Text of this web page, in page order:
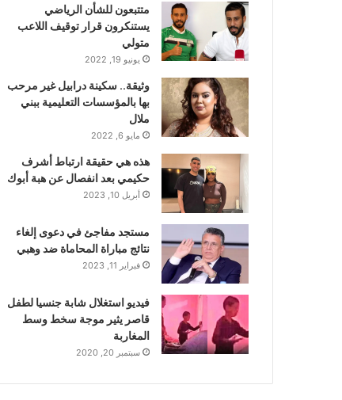
متتبعون للشأن الرياضي
يستنكرون قرار توقيف اللاعب
متولي
يونيو 19, 2022
وثيقة.. سكينة درابيل غير مرحب
بها بالمؤسسات التعليمية ببني
ملال
مايو 6, 2022
هذه هي حقيقة ارتباط أشرف
حكيمي بعد انفصال عن هبة أبوك
أبريل 10, 2023
مستجد مفاجئ في دعوى إلغاء
نتائج مباراة المحاماة ضد وهبي
فبراير 11, 2023
فيديو استغلال شابة جنسيا لطفل
قاصر يثير موجة سخط وسط
المغاربة
سبتمبر 20, 2020